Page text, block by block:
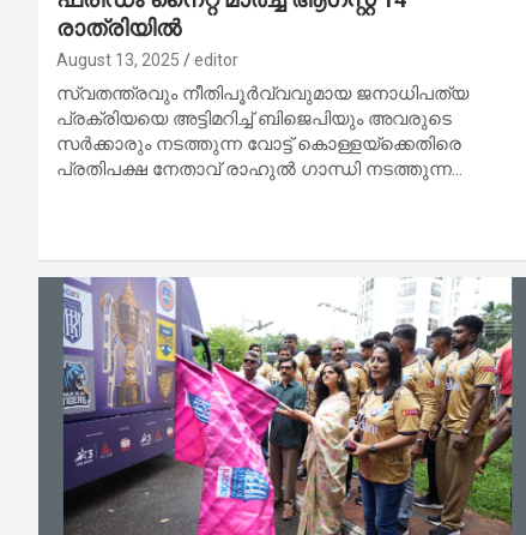
രാത്രിയില്‍
August 13, 2025 editor
സ്വതന്ത്രവും നീതിപൂര്‍വ്വവുമായ ജനാധിപത്യ
പ്രക്രിയയെ അട്ടിമറിച്ച് ബിജെപിയും അവരുടെ
സര്‍ക്കാരും നടത്തുന്ന വോട്ട് കൊള്ളയ്ക്കെതിരെ
പ്രതിപക്ഷ നേതാവ് രാഹുല്‍ ഗാന്ധി നടത്തുന്ന…